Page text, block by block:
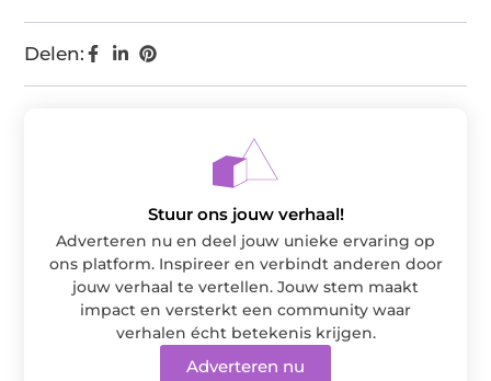
Delen:
Stuur ons jouw verhaal!
Adverteren nu en deel jouw unieke ervaring op
ons platform. Inspireer en verbindt anderen door
jouw verhaal te vertellen. Jouw stem maakt
impact en versterkt een community waar
verhalen écht betekenis krijgen.
Adverteren nu